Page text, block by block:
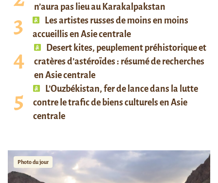
n’aura pas lieu au Karakalpakstan
Les artistes russes de moins en moins
accueillis en Asie centrale
Desert kites, peuplement préhistorique et
cratères d’astéroïdes : résumé de recherches
en Asie centrale
L’Ouzbékistan, fer de lance dans la lutte
contre le trafic de biens culturels en Asie
centrale
Photo du jour